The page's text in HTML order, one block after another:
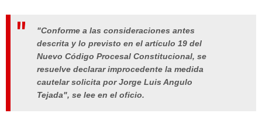
"Conforme a las consideraciones antes
descrita y lo previsto en el artículo 19 del
Nuevo Código Procesal Constitucional, se
resuelve declarar improcedente la medida
cautelar solicita por Jorge Luis Angulo
Tejada", se lee en el oficio.